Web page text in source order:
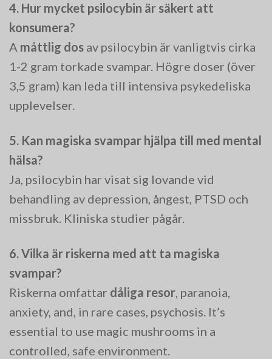
4. Hur mycket psilocybin är säkert att
konsumera?
A måttlig dos av psilocybin är vanligtvis cirka
1-2 gram torkade svampar. Högre doser (över
3,5 gram) kan leda till intensiva psykedeliska
upplevelser.
5. Kan magiska svampar hjälpa till med mental
hälsa?
Ja, psilocybin har visat sig lovande vid
behandling av depression, ångest, PTSD och
missbruk. Kliniska studier pågår.
6. Vilka är riskerna med att ta magiska
svampar?
Riskerna omfattar dåliga resor, paranoia,
anxiety, and, in rare cases, psychosis. It’s
essential to use magic mushrooms in a
controlled, safe environment.